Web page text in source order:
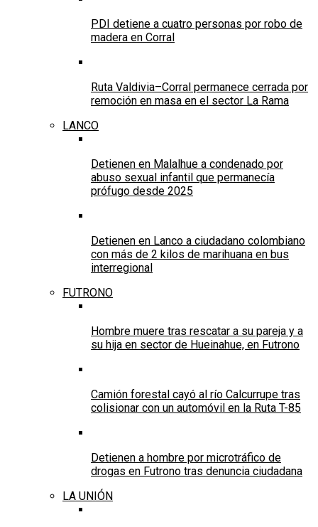
PDI detiene a cuatro personas por robo de
madera en Corral
Ruta Valdivia–Corral permanece cerrada por
remoción en masa en el sector La Rama
LANCO
Detienen en Malalhue a condenado por
abuso sexual infantil que permanecía
prófugo desde 2025
Detienen en Lanco a ciudadano colombiano
con más de 2 kilos de marihuana en bus
interregional
FUTRONO
Hombre muere tras rescatar a su pareja y a
su hija en sector de Hueinahue, en Futrono
Camión forestal cayó al río Calcurrupe tras
colisionar con un automóvil en la Ruta T-85
Detienen a hombre por microtráfico de
drogas en Futrono tras denuncia ciudadana
LA UNIÓN